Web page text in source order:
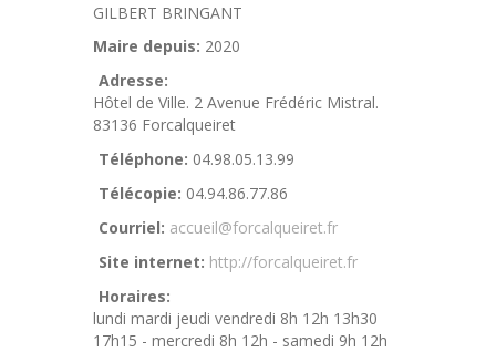
GILBERT BRINGANT
Maire depuis: 2020
Adresse:
Hôtel de Ville. 2 Avenue Frédéric Mistral.
83136 Forcalqueiret
Téléphone: 04.98.05.13.99
Télécopie: 04.94.86.77.86
Courriel: accueil@forcalqueiret.fr
Site internet: http://forcalqueiret.fr
Horaires:
lundi mardi jeudi vendredi 8h 12h 13h30
17h15 - mercredi 8h 12h - samedi 9h 12h